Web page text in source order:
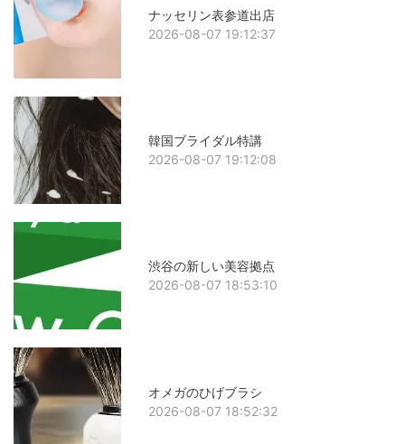
ナッセリン表参道出店
2026-08-07 19:12:37
韓国ブライダル特講
2026-08-07 19:12:08
渋谷の新しい美容拠点
2026-08-07 18:53:10
オメガのひげブラシ
2026-08-07 18:52:32